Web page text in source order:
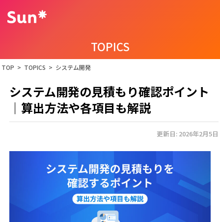
TOPICS
TOP > TOPICS > システム開発
システム開発の見積もり確認ポイント
｜算出方法や各項目も解説
更新日: 2026年2月5日